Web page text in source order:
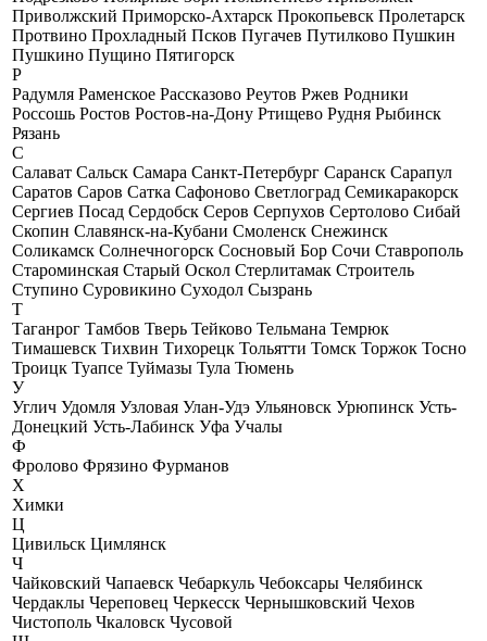
Приволжский Приморско-Ахтарск Прокопьевск Пролетарск
Протвино Прохладный Псков Пугачев Путилково Пушкин
Пушкино Пущино Пятигорск
Р
Радумля Раменское Рассказово Реутов Ржев Родники
Россошь Ростов Ростов-на-Дону Ртищево Рудня Рыбинск
Рязань
С
Салават Сальск Самара Санкт-Петербург Саранск Сарапул
Саратов Саров Сатка Сафоново Светлоград Семикаракорск
Сергиев Посад Сердобск Серов Серпухов Сертолово Сибай
Скопин Славянск-на-Кубани Смоленск Снежинск
Соликамск Солнечногорск Сосновый Бор Сочи Ставрополь
Староминская Старый Оскол Стерлитамак Строитель
Ступино Суровикино Суходол Сызрань
Т
Таганрог Тамбов Тверь Тейково Тельмана Темрюк
Тимашевск Тихвин Тихорецк Тольятти Томск Торжок Тосно
Троицк Туапсе Туймазы Тула Тюмень
У
Углич Удомля Узловая Улан-Удэ Ульяновск Урюпинск Усть-
Донецкий Усть-Лабинск Уфа Учалы
Ф
Фролово Фрязино Фурманов
Х
Химки
Ц
Цивильск Цимлянск
Ч
Чайковский Чапаевск Чебаркуль Чебоксары Челябинск
Чердаклы Череповец Черкесск Чернышковский Чехов
Чистополь Чкаловск Чусовой